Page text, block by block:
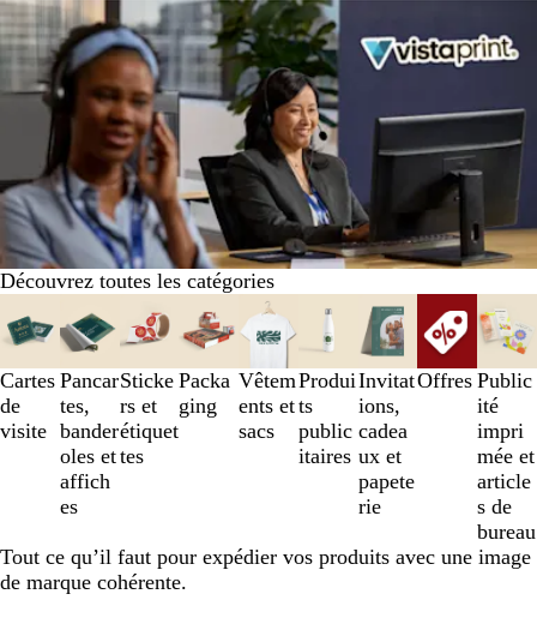
Découvrez toutes les catégories
Cartes
de
visite
Pancar
tes,
bander
oles et
affich
es
Sticke
rs et
étiquet
tes
Packa
ging
Vêtem
ents et
sacs
Produi
ts
public
itaires
Invitat
ions,
cadea
ux et
papete
rie
Offres Public
ité
impri
mée et
article
s de
bureau
1
3
sur
9
Tout ce qu’il faut pour expédier vos produits avec une image
de marque cohérente.